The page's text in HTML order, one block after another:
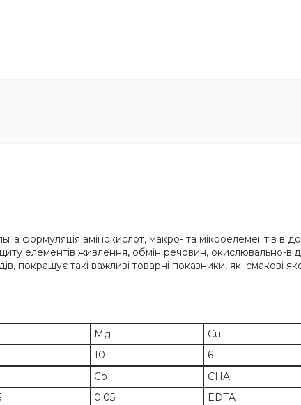
формуляція амінокислот, макро- та мікроелементів в
елементів живлення, обмін речовин, окислювально-
покращує такі важливі товарні показники, як: смакові
Mg Cu
10 6
Co CHA
0.05 EDTA